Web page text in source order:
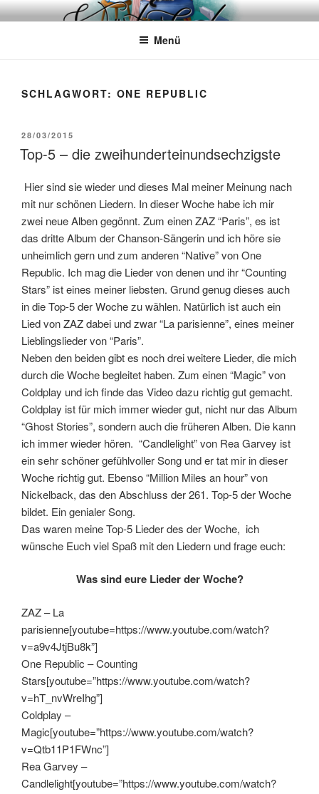
Zum
InhaltWÖRTERKATZE
Von Büchern erzählen
Menü
SCHLAGWORT: ONE REPUBLIC
VERÖFFENTLICHT
AM
28/03/2015
Top-5 – die zweihunderteinundsechzigste
Hier sind sie wieder und dieses Mal meiner Meinung nach
mit nur schönen Liedern. In dieser Woche habe ich mir
zwei neue Alben gegönnt. Zum einen ZAZ “Paris”, es ist
das dritte Album der Chanson-Sängerin und ich höre sie
unheimlich gern und zum anderen “Native” von One
Republic. Ich mag die Lieder von denen und ihr “Counting
Stars” ist eines meiner liebsten. Grund genug dieses auch
in die Top-5 der Woche zu wählen. Natürlich ist auch ein
Lied von ZAZ dabei und zwar “La parisienne”, eines meiner
Lieblingslieder von “Paris”.
Neben den beiden gibt es noch drei weitere Lieder, die mich
durch die Woche begleitet haben. Zum einen “Magic” von
Coldplay und ich finde das Video dazu richtig gut gemacht.
Coldplay ist für mich immer wieder gut, nicht nur das Album
“Ghost Stories”, sondern auch die früheren Alben. Die kann
ich immer wieder hören. “Candlelight” von Rea Garvey ist
ein sehr schöner gefühlvoller Song und er tat mir in dieser
Woche richtig gut. Ebenso “Million Miles an hour” von
Nickelback, das den Abschluss der 261. Top-5 der Woche
bildet. Ein genialer Song.
Das waren meine Top-5 Lieder des der Woche, ich
wünsche Euch viel Spaß mit den Liedern und frage euch:
Was sind eure Lieder der Woche?
ZAZ – La
parisienne[youtube=https://www.youtube.com/watch?
v=a9v4JtjBu8k”]
One Republic – Counting
Stars[youtube=”https://www.youtube.com/watch?
v=hT_nvWreIhg”]
Coldplay –
Magic[youtube=”https://www.youtube.com/watch?
v=Qtb11P1FWnc”]
Rea Garvey –
Candlelight[youtube=”https://www.youtube.com/watch?